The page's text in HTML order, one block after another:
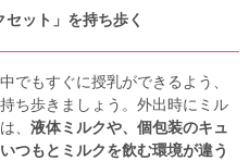
ット」を持ち歩く
でもすぐに授乳ができるよう、
ち歩きましょう。外出時にミル
、 液体ミルクや、個包装のキュ
いつもとミルクを飲む環境が違う